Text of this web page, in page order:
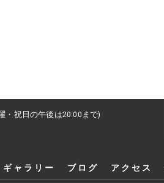
・祝日の午後は20:00まで)
ギャラリー ブログ アクセス